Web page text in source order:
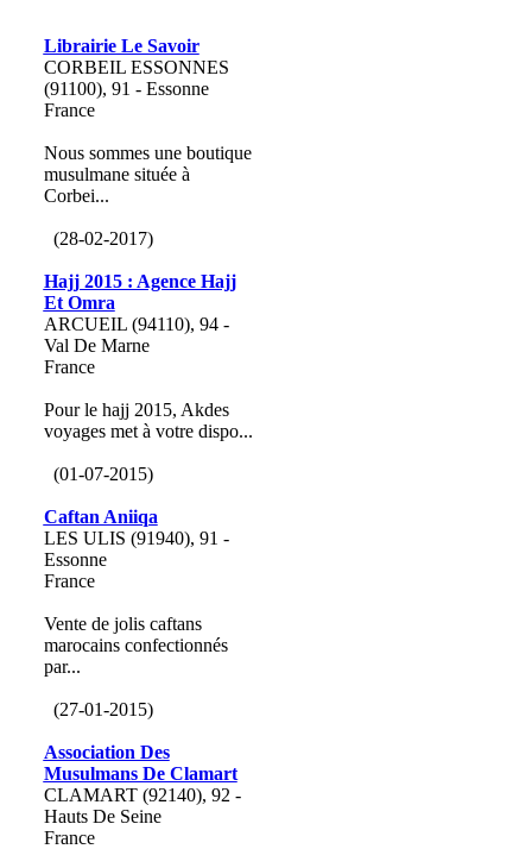
Librairie Le Savoir
CORBEIL ESSONNES
(91100), 91 - Essonne
France
Nous sommes une boutique
musulmane située à
Corbei...
(28-02-2017)
Hajj 2015 : Agence Hajj
Et Omra
ARCUEIL (94110), 94 -
Val De Marne
France
Pour le hajj 2015, Akdes
voyages met à votre dispo...
(01-07-2015)
Caftan Aniiqa
LES ULIS (91940), 91 -
Essonne
France
Vente de jolis caftans
marocains confectionnés
par...
(27-01-2015)
Association Des
Musulmans De Clamart
CLAMART (92140), 92 -
Hauts De Seine
France